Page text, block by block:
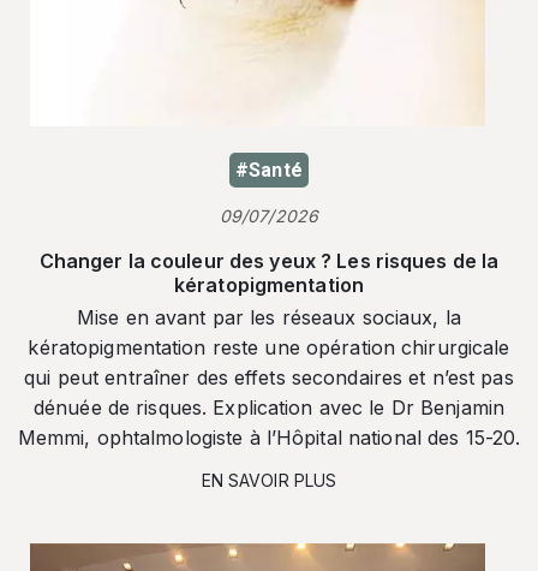
#Santé
09/07/2026
Changer la couleur des yeux ? Les risques de la
kératopigmentation
Mise en avant par les réseaux sociaux, la
kératopigmentation reste une opération chirurgicale
qui peut entraîner des effets secondaires et n’est pas
dénuée de risques. Explication avec le Dr Benjamin
Memmi, ophtalmologiste à l’Hôpital national des 15-20.
EN SAVOIR PLUS